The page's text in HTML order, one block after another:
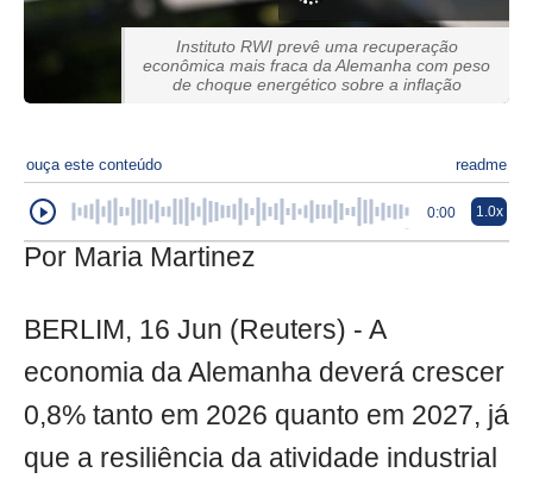
Instituto RWI prevê uma recuperação
econômica mais fraca da Alemanha com peso
de choque energético sobre a inflação
ouça este conteúdo readme
0:00 1.0x
Por Maria Martinez
BERLIM, 16 Jun (Reuters) - A
economia da Alemanha deverá crescer
0,8% tanto em 2026 quanto em 2027, já
que a resiliência da atividade industrial